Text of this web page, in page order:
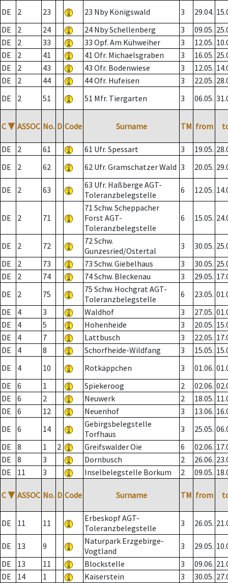
DE
2 23 23 Nby Königswald 3 29.04.
DE
2 24 24 Nby Schellenberg 3 09.05.
DE
2 33 33 Opf. Am Kühweiher 3 12.05.
DE
2 41 41 Ofr. Michaelsgraben 3 16.05.
DE
2 43 43 Ofr. Bodenwiese 3 12.05.
DE
2 44 44 Ofr. Hufeisen 3 22.05.
DE
2 51 51 Mfr. Tiergarten 3 06.05.
C ▼ ASSOC No. D Code Surname TM from
DE 2 61 61 Ufr. Spessart 3 19.05.
DE
2 62 62 Ufr. Gramschatzer Wald 3 20.05.
DE 2 63
63 Ufr. Haßberge AGT-
Toleranzbelegstelle
6 12.05.
DE 2 71
71 Schw. Scheppacher
Forst AGT-
Toleranzbelegstelle
6 15.05.
DE 2 72
72 Schw.
Gunzesried/Ostertal
3 30.05.
DE
2 73 73 Schw. Giebelhaus 3 30.05.
DE
2 74 74 Schw. Bleckenau 3 29.05.
DE
2 75
75 Schw. Hochgrat AGT-
Toleranzbelegstelle
6 23.05.
DE
4 3 Waldhof 3 27.05.
DE
4 5 Hohenheide 3 20.05.
DE
4 7 Lattbusch 3 22.05.
DE
4 8 Schorfheide-Wildfang 3 15.05.
DE
4 10 Rotkäppchen 3 01.06.
DE
6 1 Spiekeroog 2 02.06.
DE
6 2 Neuwerk 2 18.05.
DE
6 12 Neuenhof 3 13.06.
DE
6 14
Gebirgsbelegstelle
Torfhaus
3 25.05.
DE
8 1 2 Greifswalder Oie 6 02.06.
DE
8 3 Dornbusch 2 26.06.
DE
11 3 Inselbelegstelle Borkum 2 09.05.
C ▼ ASSOC No. D Code Surname TM from
DE 11 11
Erbeskopf AGT-
Toleranzbelegstelle
3 26.05.
DE 13 9
Naturpark Erzgebirge-
Vogtland
3 29.05.
DE
13 11 Blockstelle 3 09.06.
DE
14 1 Kaiserstein 3 30.05.